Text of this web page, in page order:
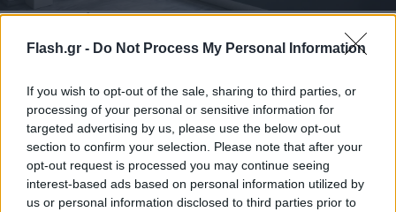
Flash.gr - Do Not Process My Personal Information
If you wish to opt-out of the sale, sharing to third parties, or
processing of your personal or sensitive information for
targeted advertising by us, please use the below opt-out
section to confirm your selection. Please note that after your
opt-out request is processed you may continue seeing
interest-based ads based on personal information utilized by
us or personal information disclosed to third parties prior to
ΑΑΔΕ και ΕΦΚΑ ετοιμάζουν νέα λίστα
μεγαλοοφειλετών – «Παράθυρο» σωτηρίας μέσω
Στη λίστα εντάσσονται οφειλέτες με βασικά ληξιπρόθεσμα χρέη
άνω των 150.000 ευρώ, είτε προς την Εφορία είτε προς τον e-
ΕΦΚΑ και το ΚΕΑΟ.
03.06.2026 07:43
Βγενής